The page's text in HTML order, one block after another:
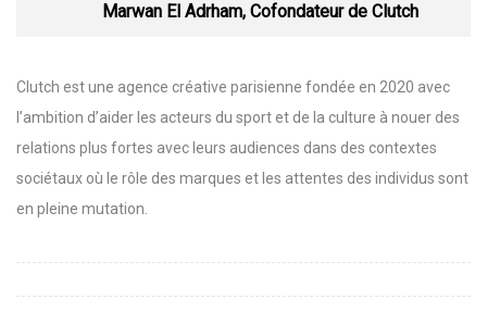
Marwan El Adrham, Cofondateur de Clutch
Clutch est une agence créative parisienne fondée en 2020 avec
l’ambition d’aider les acteurs du sport et de la culture à nouer des
relations plus fortes avec leurs audiences dans des contextes
sociétaux où le rôle des marques et les attentes des individus sont
en pleine mutation.